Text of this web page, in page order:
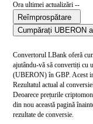
Ora ultimei actualizări --
Reîmprospătare
Cumpărați UBERON
Convertorul LBank oferă
ajutându-vă să convertiți
(UBERON) în GBP. Acest
Rezultatul actual al
Deoarece prețurile
din nou această pagină
rezultate de conversie.